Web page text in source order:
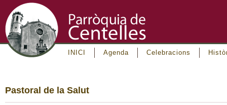
INICI Agenda Celebracions
Pastoral de la Salut